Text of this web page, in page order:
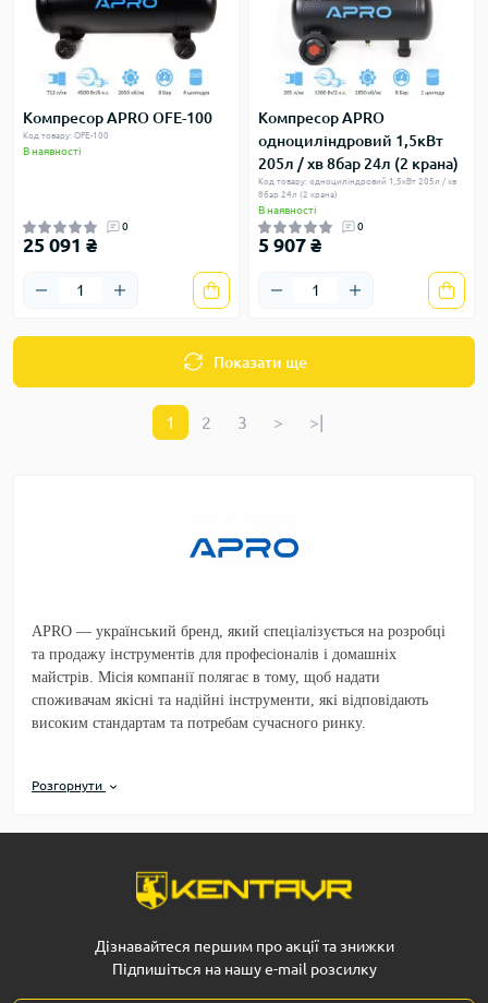
Компресор APRO OFE-100
Код товару: OFE-100
В наявності
0
25 091 ₴
Компресор APRO
одноциліндровий 1,5кВт
205л / хв 8бар 24л (2 крана)
Код товару: одноциліндровий 1,5кВт 205л / хв
8бар 24л (2 крана)
В наявності
0
5 907 ₴
Показати ще
1 2 3 > >|
APRO — український бренд, який спеціалізується на розробці
та продажу інструментів для професіоналів і домашніх
майстрів. Місія компанії полягає в тому, щоб надати
споживачам якісні та надійні інструменти, які відповідають
високим стандартам та потребам сучасного ринку.​
Продуктовий асортимент
Акумуляторні електроінструменти: дрилі-шуруповерти,
мобільність та зручність у використанні.​
Розгорнути
Дізнавайтеся першим про акції та знижки
Підпишіться на нашу e-mail розсилку